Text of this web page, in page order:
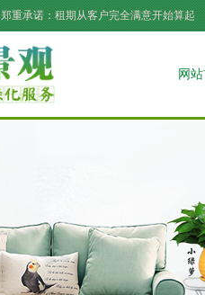
郑重承诺：租期从客户完全满意开始算起
网